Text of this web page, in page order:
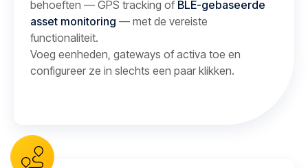
behoeften — GPS tracking of BLE-gebaseerde
asset monitoring — met de vereiste
functionaliteit.
Voeg eenheden, gateways of activa toe en
configureer ze in slechts een paar klikken.